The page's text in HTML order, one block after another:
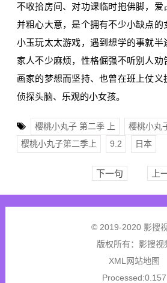
不收拾房间、对功课临时抱佛脚，爱
并粗心大意，是个拥有不少小缺点的
小玉玩太太游戏，遇到想学的事就半
家人不少麻烦，性格倔强不听别人劝
画家的梦想而坚持、也曾在班上仗义
侦探头脑、乐观的小女孩。
樱桃小丸子 第二季 上
樱桃小丸
樱桃小丸子第二季上
9.2 日本
下一句 上
© 2019-2020 影搜
版权所有： 影搜视
XML网站地图
Processed:0.157